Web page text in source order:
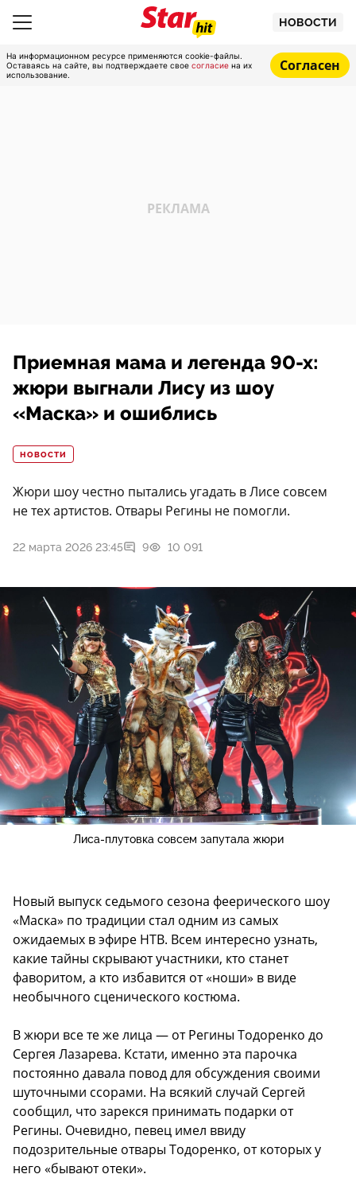
НОВОСТИ
На информационном ресурсе применяются cookie-файлы.
Оставаясь на сайте, вы подтверждаете свое согласие на их
использование.
Согласен
Приемная мама и легенда 90-х:
жюри выгнали Лису из шоу
«Маска» и ошиблись
НОВОСТИ
Жюри шоу честно пытались угадать в Лисе совсем
не тех артистов. Отвары Регины не помогли.
22 марта 2026 23:45 9 10 091
Лиса-плутовка совсем запутала жюри
Новый выпуск седьмого сезона феерического шоу
«Маска» по традиции стал одним из самых
ожидаемых в эфире НТВ. Всем интересно узнать,
какие тайны скрывают участники, кто станет
фаворитом, а кто избавится от «ноши» в виде
необычного сценического костюма.
В жюри все те же лица — от Регины Тодоренко до
Сергея Лазарева. Кстати, именно эта парочка
постоянно давала повод для обсуждения своими
шуточными ссорами. На всякий случай Сергей
сообщил, что зарекся принимать подарки от
Регины. Очевидно, певец имел ввиду
подозрительные отвары Тодоренко, от которых у
него «бывают отеки».